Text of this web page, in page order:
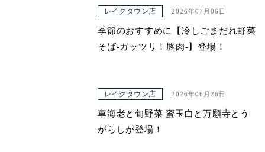
レイクタウン店 2026年07月06日
季節のおすすめに【冷しごまだれ野菜
そば-ガッツリ！豚肉-】登場！
レイクタウン店 2026年06月26日
車海老と旬野菜 蜜玉白と万願寺とう
がらしが登場！